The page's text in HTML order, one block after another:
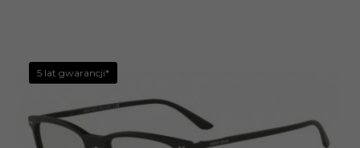
5 lat gwarancji*